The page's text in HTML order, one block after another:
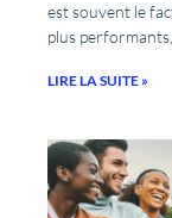
est souvent le
plus
LIRE LA SUITE »